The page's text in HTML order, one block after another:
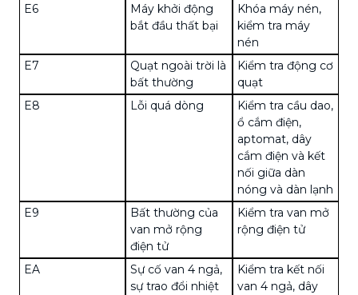
E6
Máy khởi động
bắt đầu thất bại
Khóa máy nén,
kiểm tra máy
nén
E7
Quạt ngoài trời là
bất thường
Kiểm tra động cơ
quạt
E8
Lỗi quá dòng
Kiểm tra cầu dao,
ổ cắm điện,
aptomat, dây
cắm điện và kết
nối giữa dàn
nóng và dàn lạnh
E9
Bất thường của
van mở rộng
điện tử
Kiểm tra van mở
rộng điện tử
EA
Sự cố van 4 ngả,
sự trao đổi nhiệt
Kiểm tra kết nối
van 4 ngả, dây